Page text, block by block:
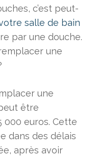
c’est peut-
salle de bain
par une douche.
une
une
être
000 euros. Cette
dans des délais
après avoir